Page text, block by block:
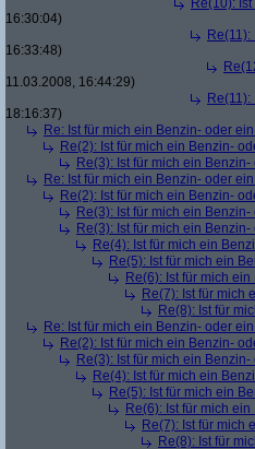
Re(10):
16:30:04)
16:33:48)
11.03.2008, 16:44:29)
18:16:37)
Re: Ist für mich ein Benzin- oder
Re(2): Ist für mich ein Benzin-
Re(3): Ist für mich ein
Re: Ist für mich ein Benzin- oder
Re(2): Ist für mich ein Benzin-
Re(3): Ist für mich ein
Re(3): Ist für mich ein
Re(4): Ist für mich ein
Re(5): Ist für mich ein
Re(6): Ist für mich
Re(7): Ist für mich
Re(8): Ist für
Re: Ist für mich ein Benzin- oder
Re(2): Ist für mich ein Benzin-
Re(3): Ist für mich ein
Re(4): Ist für mich ein
Re(5): Ist für mich ein
Re(6): Ist für mich
Re(7): Ist für mich
Re(8): Ist für